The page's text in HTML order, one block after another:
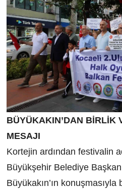
BÜYÜKAKIN’DAN BİRLİK
MESAJI
Kortejin ardından festivalin
Büyükşehir Belediye
Büyükakın’ın